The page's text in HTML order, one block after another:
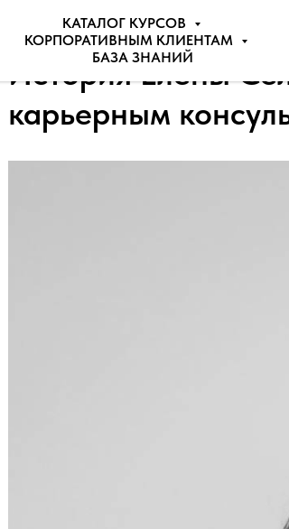
КАТАЛОГ КУРСОВ
КОРПОРАТИВНЫМ КЛИЕНТАМ
БАЗА ЗНАНИЙ
История Елены
карьерным